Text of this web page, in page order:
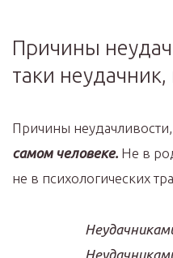
Причины
таки
Причины
самом человеке. Не в
не в психологических